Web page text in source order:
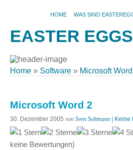
HOME WAS SIND
EASTER EGGS
Home » Software » Microsoft
Microsoft Word 2
30. Dezember 2005 von Sven Soltmann Keine
keine Bewertungen)